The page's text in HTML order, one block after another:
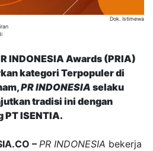
Dok. Istimewa
INDONESIA Awards (PRIA)
kategori Terpopuler di
PR INDONESIA selaku
tradisi ini dengan
PT ISENTIA.
– PR INDONESIA bekerja